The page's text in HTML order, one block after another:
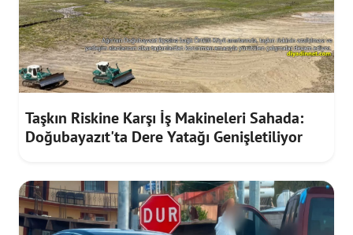
Taşkın Riskine Karşı İş Makineleri Sahada:
Doğubayazıt'ta Dere Yatağı Genişletiliyor